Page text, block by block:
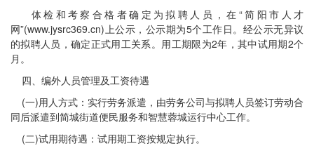
体检和考察合格者确定为拟聘人员，在“简阳市人才
网”(www.jysrc369.cn)上公示，公示期为5个工作日。经公示无异议
的拟聘人员，确定正式用工关系。用工期限为2年，其中试用期2个
月。
四、编外人员管理及工资待遇
(一)用人方式：实行劳务派遣，由劳务公司与拟聘人员签订劳动合
同后派遣到简城街道便民服务和智慧蓉城运行中心工作。
(二)试用期待遇：试用期工资按规定执行。